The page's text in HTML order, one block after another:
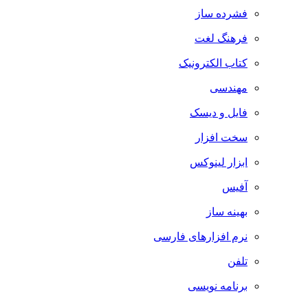
فشرده ساز
فرهنگ لغت
کتاب الکترونیک
مهندسی
فایل و دیسک
سخت افزار
ابزار لینوکس
آفیس
بهینه ساز
نرم افزارهای فارسی
تلفن
برنامه نویسی